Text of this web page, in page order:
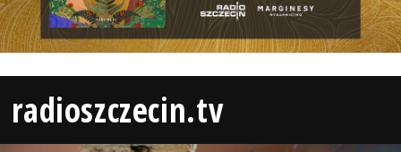
radioszczecin.tv